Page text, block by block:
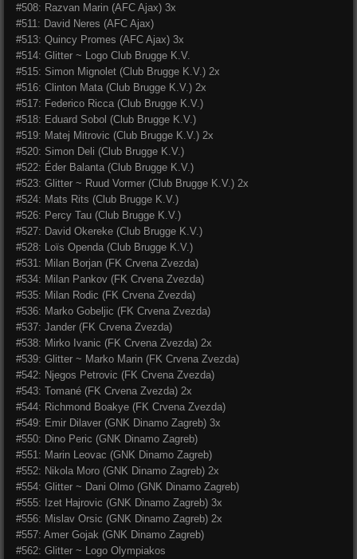
#508: Razvan Marin (AFC Ajax) 3x
#511: David Neres (AFC Ajax)
#513: Quincy Promes (AFC Ajax) 3x
#514: Glitter ~ Logo Club Brugge K.V.
#515: Simon Mignolet (Club Brugge K.V.) 2x
#516: Clinton Mata (Club Brugge K.V.) 2x
#517: Federico Ricca (Club Brugge K.V.)
#518: Eduard Sobol (Club Brugge K.V.)
#519: Matej Mitrovic (Club Brugge K.V.) 2x
#520: Simon Deli (Club Brugge K.V.)
#522: Éder Balanta (Club Brugge K.V.)
#523: Glitter ~ Ruud Vormer (Club Brugge K.V.) 2x
#524: Mats Rits (Club Brugge K.V.)
#526: Percy Tau (Club Brugge K.V.)
#527: David Okereke (Club Brugge K.V.)
#528: Loïs Openda (Club Brugge K.V.)
#531: Milan Borjan (FK Crvena Zvezda)
#534: Milan Pankov (FK Crvena Zvezda)
#535: Milan Rodic (FK Crvena Zvezda)
#536: Marko Gobeljic (FK Crvena Zvezda)
#537: Jander (FK Crvena Zvezda)
#538: Mirko Ivanic (FK Crvena Zvezda) 2x
#539: Glitter ~ Marko Marin (FK Crvena Zvezda)
#542: Njegos Petrovic (FK Crvena Zvezda)
#543: Tomané (FK Crvena Zvezda) 2x
#544: Richmond Boakye (FK Crvena Zvezda)
#549: Emir Dilaver (GNK Dinamo Zagreb) 3x
#550: Dino Peric (GNK Dinamo Zagreb)
#551: Marin Leovac (GNK Dinamo Zagreb)
#552: Nikola Moro (GNK Dinamo Zagreb) 2x
#554: Glitter ~ Dani Olmo (GNK Dinamo Zagreb)
#555: Izet Hajrovic (GNK Dinamo Zagreb) 3x
#556: Mislav Orsic (GNK Dinamo Zagreb) 2x
#557: Amer Gojak (GNK Dinamo Zagreb)
#562: Glitter ~ Logo Olympiakos